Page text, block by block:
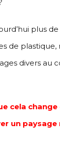
plus
de plastique,
divers au
cela
un paysage